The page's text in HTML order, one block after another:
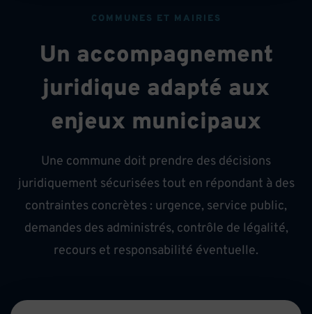
COMMUNES ET MAIRIES
Un accompagnement
juridique adapté aux
enjeux municipaux
Une commune doit prendre des décisions
juridiquement sécurisées tout en répondant à des
contraintes concrètes : urgence, service public,
demandes des administrés, contrôle de légalité,
recours et responsabilité éventuelle.